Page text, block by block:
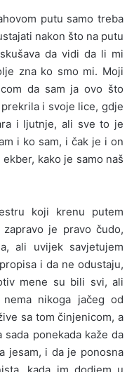
putu samo treba
nakon što na putu
da vidi da li mi
zna ko smo mi. Moji
da sam ja ovo što
i svoje lice, gdje
i ljutnje, ali sve to je
i ko sam, i čak je i on
kako je samo naš
koji krenu putem
je pravo čudo,
ali uvijek savjetujem
i da ne odustaju,
mene su bili svi, ali
nikoga jačeg od
sa tom činjenicom, a
ponekada kaže da
jesam, i da je ponosna
kada im dodjem u